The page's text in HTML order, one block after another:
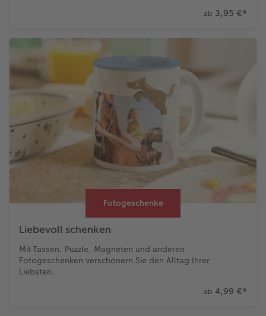
ab 3,95 €*
Fotogeschenke
Liebevoll schenken
Mit Tassen, Puzzle, Magneten und anderen
Fotogeschenken verschönern Sie den Alltag Ihrer
Liebsten.
ab 4,99 €*